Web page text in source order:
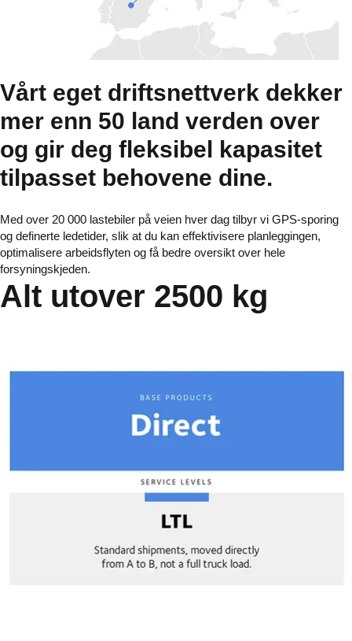
Vårt eget driftsnettverk dekker
mer enn 50 land verden over
og gir deg fleksibel kapasitet
tilpasset behovene dine.
Med over 20 000 lastebiler på veien hver dag tilbyr vi GPS-sporing
og definerte ledetider, slik at du kan effektivisere planleggingen,
optimalisere arbeidsflyten og få bedre oversikt over hele
forsyningskjeden.
Alt utover 2500 kg